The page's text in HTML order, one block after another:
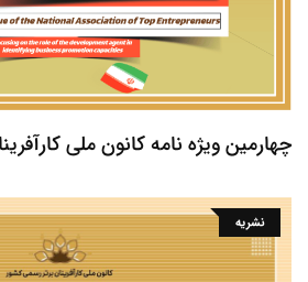
چهارمین ویژه نامه کانون ملی
نشریه